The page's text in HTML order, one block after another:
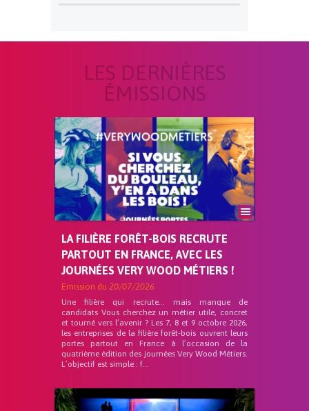
LES DERNIÈRES
ÉMISSIONS
LA FILIÈRE FORÊT-BOIS RECRUTE
PARTOUT EN FRANCE, AVEC LES
JOURNÉES VERY WOOD MÉTIERS !
Emission du 20/07/2026
Une filière qui recrute… mais manque de
candidats Vous cherchez un métier utile, concret
et tourné vers l’avenir ? Les 7, 8 et 9 octobre 2026,
les entreprises de la filière forêt-bois ouvrent leurs
portes partout en France à l’occasion de la
quatrième édition des journées Very Wood Métiers.
L’objectif est simple : f...